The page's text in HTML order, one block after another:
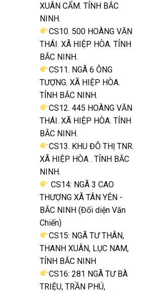
XUÂN CẨM. TỈNH BẮC
NINH.
CS10. 500 HOÀNG VĂN
THÁI. XÃ HIỆP HÒA. TỈNH
BẮC NINH.
CS11. NGÃ 6 ÔNG
TƯỢNG. XÃ HIỆP HÒA.
TỈNH BẮC NINH.
CS12. 445 HOÀNG VĂN
THÁI. XÃ HIỆP HÒA. TỈNH
BẮC NINH.
CS13. KHU ĐÔ THỊ TNR.
XÃ HIỆP HÒA . TỈNH BẮC
NINH.
CS14: NGÃ 3 CAO
THƯỢNG XÃ TÂN YÊN -
BẮC NINH (Đối diện Văn
Chiến)
CS15: NGÃ TƯ THÂN,
THANH XUÂN, LỤC NAM,
TỈNH BẮC NINH
CS16: 281 NGÃ TƯ BÀ
TRIỆU, TRẦN PHÚ,